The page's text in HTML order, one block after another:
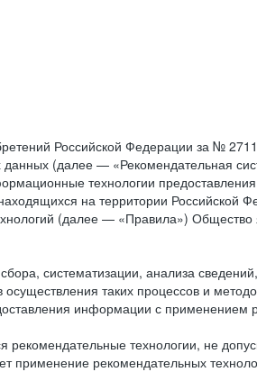
Российской Федерации за №
(далее — «Рекомендательная
технологии
на территории Российской
(далее — «Правила»)
систематизации, анализа
таких процессов и
информации с применением
технологии, не
применение рекомендательных